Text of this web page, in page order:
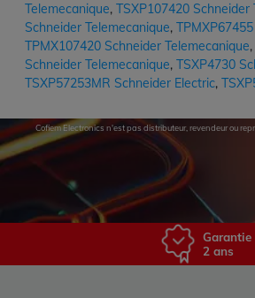
Telemecanique, TSXP107420 Schneider
Schneider Telemecanique,
TPMX107420 Schneider Telemecanique,
Schneider Telemecanique, TSXP4730
TSXP57253MR Schneider Electric,
Cofiem Electronics n'est pas distributeur, revendeur ou
Garantie
2 ans